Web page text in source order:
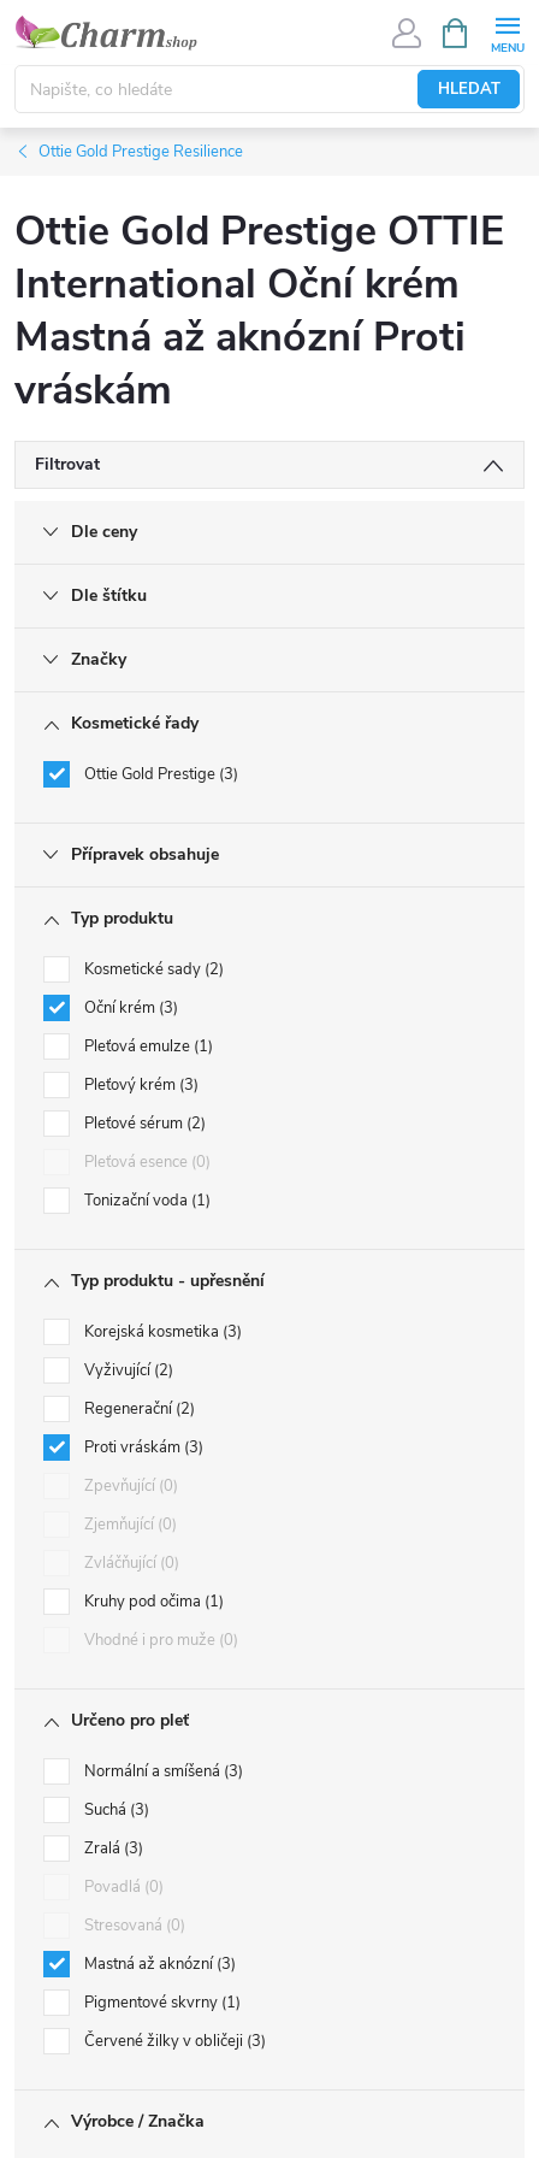
Přejít
obsah
HLEDAT
NÁKUPNÍ
KOŠÍK
Ottie Gold Prestige Resilience
Ottie Gold Prestige OTTIE
International Oční krém
Mastná až aknózní Proti
vráskám
Filtrovat
Dle ceny
Dle štítku
Značky
Kosmetické řady
Ottie Gold Prestige 3
Přípravek obsahuje
Typ produktu
Kosmetické sady 2
Oční krém 3
Pleťová emulze 1
Pleťový krém 3
Pleťové sérum 2
Pleťová esence 0
Tonizační voda 1
Typ produktu - upřesnění
Korejská kosmetika 3
Vyživující 2
Regenerační 2
Proti vráskám 3
Zpevňující 0
Zjemňující 0
Zvláčňující 0
Kruhy pod očima 1
Vhodné i pro muže 0
Určeno pro pleť
Normální a smíšená 3
Suchá 3
Zralá 3
Povadlá 0
Stresovaná 0
Mastná až aknózní 3
Pigmentové skvrny 1
Červené žilky v obličeji 3
Výrobce / Značka